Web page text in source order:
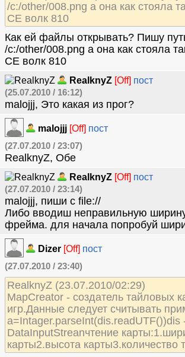
/c:/other/008.png а она как стояла
СЕ волк 810
Как ей файлы открывать? Пишу
/c:/other/008.png а она как стояла
СЕ волк 810
RealknyZ [Off] пост
(25.07.2010 / 16:12)
malojjj, Это какая из прог?
malojjj [Off] пост
(27.07.2010 / 23:07)
RealknyZ, Обе
RealknyZ [Off] пост
(27.07.2010 / 23:14)
malojjj, пиши с file://
Либо вводиш неправильную
фрейма. для начала попробуй
Dizer [Off] пост
(27.07.2010 / 23:40)
RealknyZ (23.07.2010/02:29)
MapCreator - создатель тайловых
игр.Данные следует считывать
a=Intager.parseInt(dis.readUTF())dis
DataInputStreanчтение
карты2.высота карты3.количество